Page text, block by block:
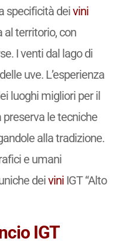
specificità deivini
al territorio, con
I venti dal lago di
uve. L’esperienza
luoghi migliori per il
le tecniche
alla tradizione.
e umani
deiviniIGT “Alto
IGT